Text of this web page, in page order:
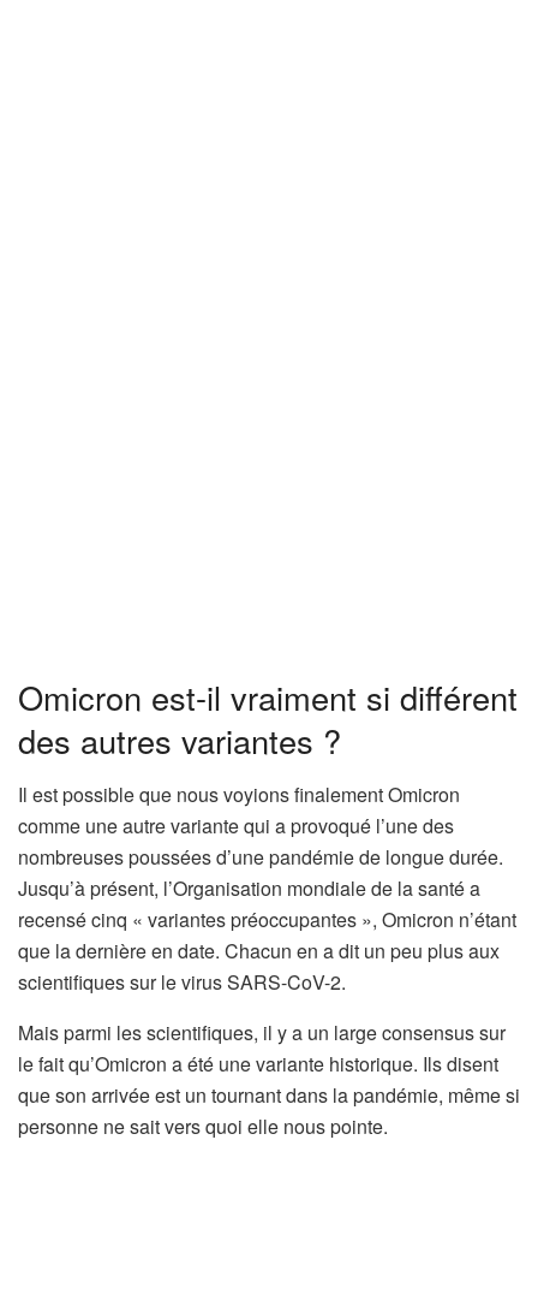
Omicron est-il vraiment si différent
des autres variantes ?
Il est possible que nous voyions finalement Omicron
comme une autre variante qui a provoqué l’une des
nombreuses poussées d’une pandémie de longue durée.
Jusqu’à présent, l’Organisation mondiale de la santé a
recensé cinq « variantes préoccupantes », Omicron n’étant
que la dernière en date. Chacun en a dit un peu plus aux
scientifiques sur le virus SARS-CoV-2.
Mais parmi les scientifiques, il y a un large consensus sur
le fait qu’Omicron a été une variante historique. Ils disent
que son arrivée est un tournant dans la pandémie, même si
personne ne sait vers quoi elle nous pointe.